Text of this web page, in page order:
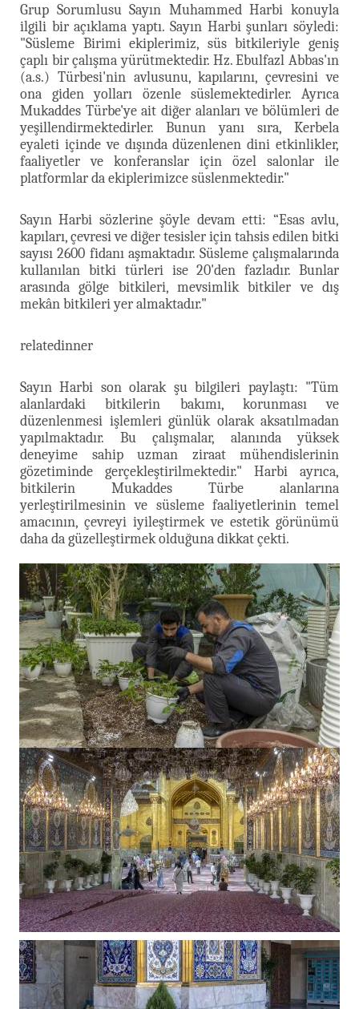
Grup Sorumlusu Sayın Muhammed Harbi konuyla
ilgili bir açıklama yaptı. Sayın Harbi şunları söyledi:
"Süsleme Birimi ekiplerimiz, süs bitkileriyle geniş
çaplı bir çalışma yürütmektedir. Hz. Ebulfazl Abbas'ın
(a.s.) Türbesi'nin avlusunu, kapılarını, çevresini ve
ona giden yolları özenle süslemektedirler. Ayrıca
Mukaddes Türbe'ye ait diğer alanları ve bölümleri de
yeşillendirmektedirler. Bunun yanı sıra, Kerbela
eyaleti içinde ve dışında düzenlenen dini etkinlikler,
faaliyetler ve konferanslar için özel salonlar ile
platformlar da ekiplerimizce süslenmektedir."
Sayın Harbi sözlerine şöyle devam etti: “Esas avlu,
kapıları, çevresi ve diğer tesisler için tahsis edilen bitki
sayısı 2600 fidanı aşmaktadır. Süsleme çalışmalarında
kullanılan bitki türleri ise 20'den fazladır. Bunlar
arasında gölge bitkileri, mevsimlik bitkiler ve dış
mekân bitkileri yer almaktadır."
relatedinner
Sayın Harbi son olarak şu bilgileri paylaştı: "Tüm
alanlardaki bitkilerin bakımı, korunması ve
düzenlenmesi işlemleri günlük olarak aksatılmadan
yapılmaktadır. Bu çalışmalar, alanında yüksek
deneyime sahip uzman ziraat mühendislerinin
gözetiminde gerçekleştirilmektedir." Harbi ayrıca,
bitkilerin Mukaddes Türbe alanlarına
yerleştirilmesinin ve süsleme faaliyetlerinin temel
amacının, çevreyi iyileştirmek ve estetik görünümü
daha da güzelleştirmek olduğuna dikkat çekti.